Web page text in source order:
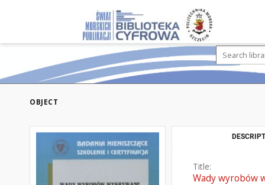
OBJECT
Title:
Wady wyrobów